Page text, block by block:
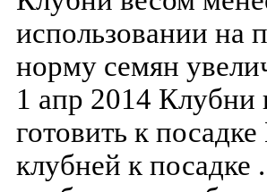
использовании на
норму семян
1 апр 2014 Клубни
готовить к
клубней к посадке